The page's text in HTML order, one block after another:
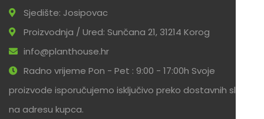
Sjedište: Josipovac
Proizvodnja / Ured: Sunčana 21, 31214 Korog
info@planthouse.hr
Radno vrijeme Pon - Pet : 9:00 - 17:00h Svoje
proizvode isporučujemo isključivo preko dostavnih službi
na adresu kupca.